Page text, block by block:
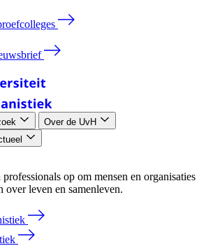
Over de UvH
op om mensen en organisaties
over leven en samenleven.